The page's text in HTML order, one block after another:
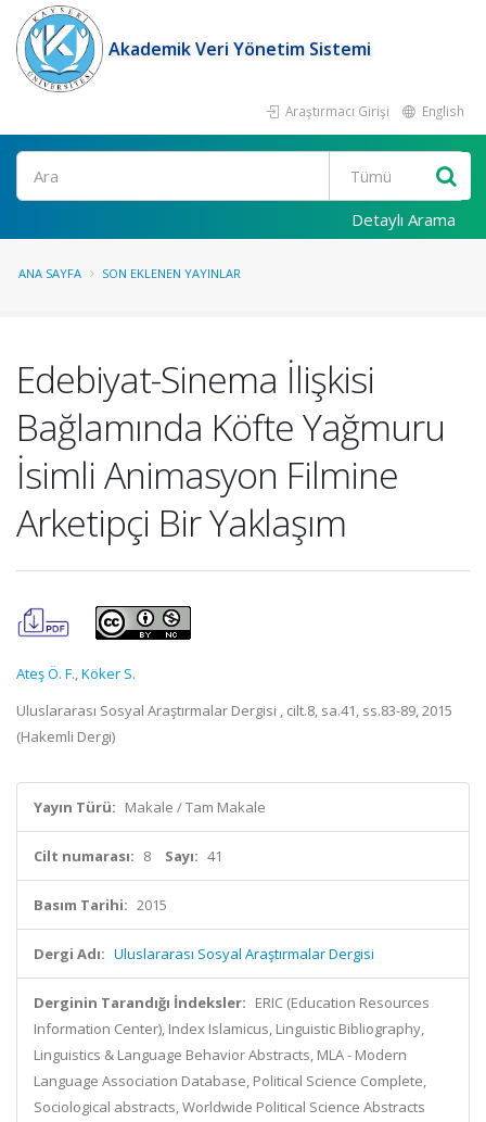
Akademik Veri Yönetim Sistemi
Araştırmacı Girişi English
Ara
Detaylı Arama
ANA SAYFA SON EKLENEN YAYINLAR
Edebiyat-Sinema İlişkisi
Bağlamında Köfte Yağmuru
İsimli Animasyon Filmine
Arketipçi Bir Yaklaşım
Ateş Ö. F.,Köker S.
Uluslararası Sosyal Araştırmalar Dergisi , cilt.8, sa.41, ss.83-89, 2015
(Hakemli Dergi)
Yayın Türü: Makale / Tam Makale
Cilt numarası: 8 Sayı: 41
Basım Tarihi: 2015
Dergi Adı: Uluslararası Sosyal Araştırmalar Dergisi
Derginin Tarandığı İndeksler: ERIC (Education Resources
Information Center), Index Islamicus, Linguistic Bibliography,
Linguistics & Language Behavior Abstracts, MLA - Modern
Language Association Database, Political Science Complete,
Sociological abstracts, Worldwide Political Science Abstracts